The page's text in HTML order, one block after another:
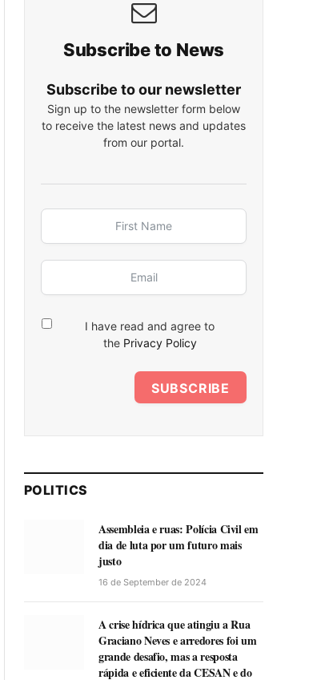
Subscribe to News
Subscribe to our newsletter
Sign up to the newsletter form below
to receive the latest news and updates
from our portal.
I have read and agree to
the Privacy Policy
SUBSCRIBE
POLITICS
Assembleia e ruas: Polícia Civil em
dia de luta por um futuro mais
justo
16 de September de 2024
A crise hídrica que atingiu a Rua
Graciano Neves e arredores foi um
grande desafio, mas a resposta
rápida e eficiente da CESAN e do